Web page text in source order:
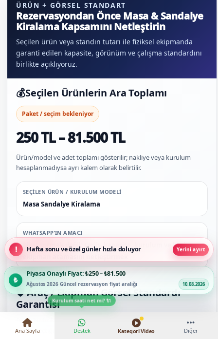
ÜRÜN + GÖRSEL STANDART
Rezervasyondan Önce Masa & Sandalye
Kiralama Kapsamını Netleştirin
Seçilen ürün veya standın tutarı ile fiziksel ekipmanda
garanti edilen kapasite, görünüm ve çalışma standardını
birlikte açıklıyoruz.
💰Seçilen Ürünlerin Ara Toplamı
Paket / seçim bekleniyor
250 TL – 81.500 TL
Ürün/model ve adet toplamı gösterilir; nakliye veya kurulum
hesaplanmadıysa ayrı kalem olarak belirtilir.
SEÇILEN ÜRÜN / KURULUM MODELI
Masa Sandalye Kiralama
WHATSAPP’IN AMACI
Fiyat sormak değil; tarih, kapasite, kurulum ve kesin
🛡️ Araç / Ekipman Görsel Standardı
Garantisi
Belirli bir fiziksel ürün kodu seçilmediyse, fotoğraftaki birebir araç
yerine seçtiğiniz görsel ve operasyon standardı garanti edilir.
Piyasa Onaylı Fiyat:₺250 – ₺81.500
Ağustos 2026 Güncel rezervasyon fiyat aralığı 10.08.2026
Hafta sonu ve özel günler hızla doluyor Yerini ayırt
Ana Sayfa Destek Kategori Video Diğer